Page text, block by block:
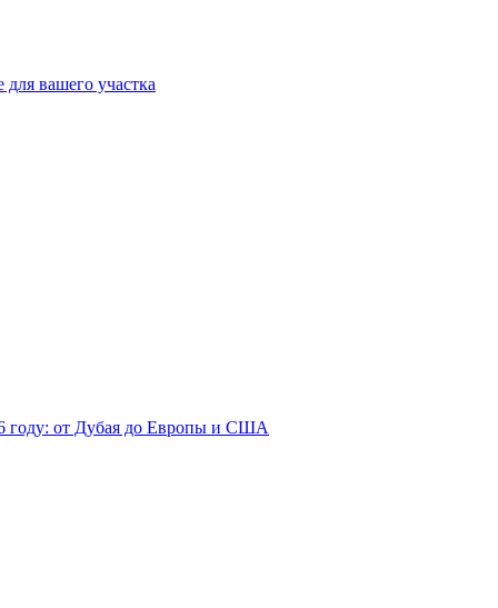
вашего участка
году: от Дубая до Европы и США